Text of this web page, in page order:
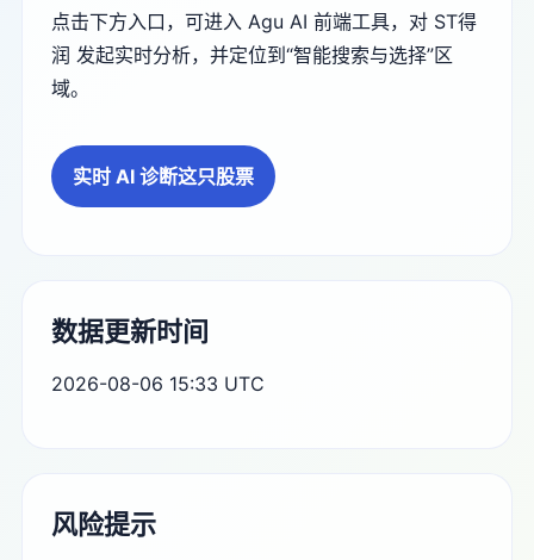
点击下方入口，可进入 Agu AI 前端工具，对 ST得
润 发起实时分析，并定位到“智能搜索与选择”区
域。
实时 AI 诊断这只股票
数据更新时间
2026-08-06 15:33 UTC
风险提示